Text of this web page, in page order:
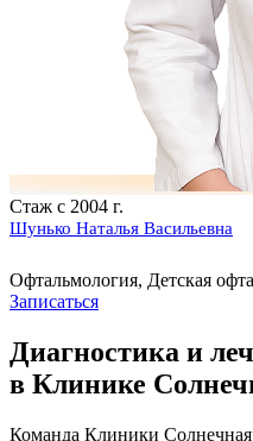
Стаж с 2004 г.
Шунько Наталья Васильевна
Офтальмология, Детская
Записаться
Диагностика и
в Клинике
Команда Клиники Солнечная